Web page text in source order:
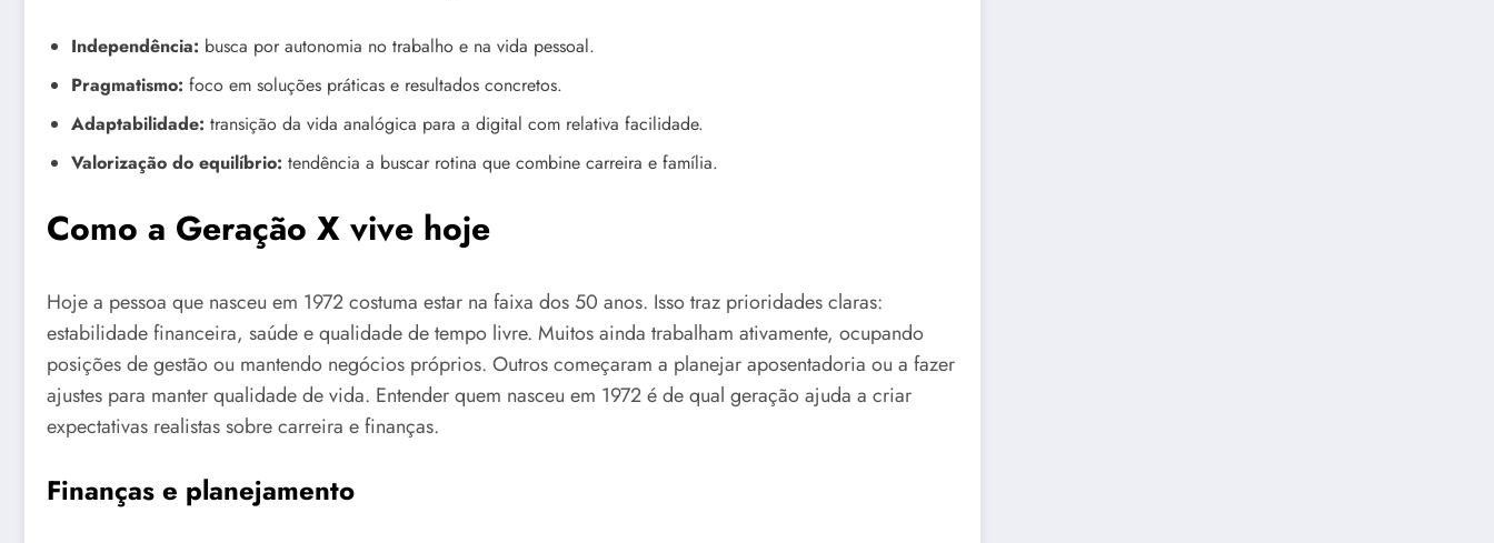
Independência: busca por autonomia no trabalho e na vida pessoal.
Pragmatismo: foco em soluções práticas e resultados concretos.
Adaptabilidade: transição da vida analógica para a digital com relativa facilidade.
Valorização do equilíbrio: tendência a buscar rotina que combine carreira e família.
Como a Geração X vive hoje
Hoje a pessoa que nasceu em 1972 costuma estar na faixa dos 50 anos. Isso traz prioridades claras:
estabilidade financeira, saúde e qualidade de tempo livre. Muitos ainda trabalham ativamente, ocupando
posições de gestão ou mantendo negócios próprios. Outros começaram a planejar aposentadoria ou a fazer
ajustes para manter qualidade de vida. Entender quem nasceu em 1972 é de qual geração ajuda a criar
expectativas realistas sobre carreira e finanças.
Finanças e planejamento